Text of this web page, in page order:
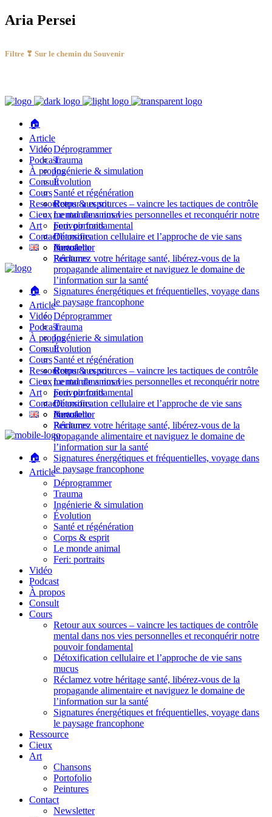
Aria Persei
Filtre ❣ Sur le chemin du Souvenir
🏠
Article
Déprogrammer
Trauma
Ingénierie & simulation
Évolution
Santé et régénération
Corps & esprit
Le monde animal
Feri: portraits
Vidéo
Podcast
À propos
Consult
Cours
Retour aux sources – vaincre les tactiques de contrôle
mental dans nos vies personnelles et reconquérir notre
pouvoir fondamental
Détoxification cellulaire et l’approche de vie sans
mucus
Réclamez votre héritage santé, libérez-vous de la
propagande alimentaire et naviguez le domaine de
l’information sur la santé
Signatures énergétiques et fréquentielles, voyage dans
le paysage francophone
Ressource
Cieux
Art
Chansons
Portofolio
Peintures
Contact
Newsletter
🏠
Article
Déprogrammer
Trauma
Ingénierie & simulation
Évolution
Santé et régénération
Corps & esprit
Le monde animal
Feri: portraits
Vidéo
Podcast
À propos
Consult
Cours
Retour aux sources – vaincre les tactiques de contrôle
mental dans nos vies personnelles et reconquérir notre
pouvoir fondamental
Détoxification cellulaire et l’approche de vie sans
mucus
Réclamez votre héritage santé, libérez-vous de la
propagande alimentaire et naviguez le domaine de
l’information sur la santé
Signatures énergétiques et fréquentielles, voyage dans
le paysage francophone
Ressource
Cieux
Art
Chansons
Portofolio
Peintures
Contact
Newsletter
🏠
Article
Déprogrammer
Trauma
Ingénierie & simulation
Évolution
Santé et régénération
Corps & esprit
Le monde animal
Feri: portraits
Vidéo
Podcast
À propos
Consult
Cours
Retour aux sources – vaincre les tactiques de contrôle
mental dans nos vies personnelles et reconquérir notre
pouvoir fondamental
Détoxification cellulaire et l’approche de vie sans
mucus
Réclamez votre héritage santé, libérez-vous de la
propagande alimentaire et naviguez le domaine de
l’information sur la santé
Signatures énergétiques et fréquentielles, voyage dans
le paysage francophone
Ressource
Cieux
Art
Chansons
Portofolio
Peintures
Contact
Newsletter